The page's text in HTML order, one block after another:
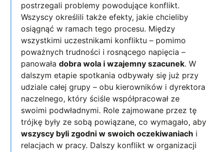
postrzegali problemy powodujące konflikt.
Wszyscy określili także efekty, jakie chcieliby
osiągnąć w ramach tego procesu. Między
wszystkimi uczestnikami konfliktu – pomimo
poważnych trudności i rosnącego napięcia –
panowaładobra wola i wzajemny szacunek. W
dalszym etapie spotkania odbywały się już przy
udziale całej grupy – obu kierowników i dyrektora
naczelnego, który ściśle współpracował ze
swoimi podwładnymi. Role zajmowane przez tę
trójkę były ze sobą powiązane, co wymagało, aby
wszyscy byli zgodni w swoich oczekiwaniach i
relacjach w pracy. Dalszy konflikt w organizacji